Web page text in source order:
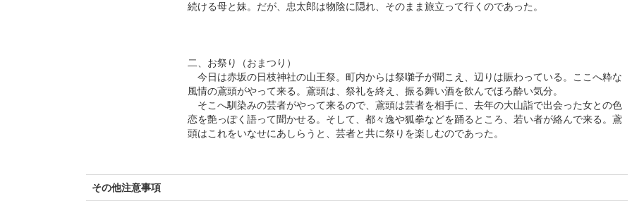
続ける母と妹。だが、忠太郎は物陰に隠れ、そのまま旅立って行くのであった。
二、お祭り（おまつり）
今日は赤坂の日枝神社の山王祭。町内からは祭囃子が聞こえ、辺りは賑わっている。ここへ粋な
風情の鳶頭がやって来る。鳶頭は、祭礼を終え、振る舞い酒を飲んでほろ酔い気分。
そこへ馴染みの芸者がやって来るので、鳶頭は芸者を相手に、去年の大山詣で出会った女との色
恋を艶っぽく語って聞かせる。そして、都々逸や狐拳などを踊るところ、若い者が絡んで来る。鳶
頭はこれをいなせにあしらうと、芸者と共に祭りを楽しむのであった。
その他注意事項